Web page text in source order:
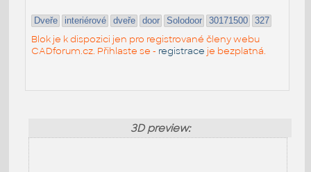
Dveře interiérové dveře door Solodoor 30171500 327
Blok je k dispozici jen pro registrované členy webu
CADforum.cz. Přihlaste se - registrace je bezplatná.
3D preview: